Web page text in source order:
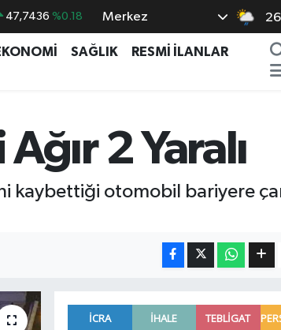
47,7436 %0.18
55,2510 %0.32
13.779 %-14
%-0.18
Merkez 26
SAĞLIK
RESMİ İLANLAR
2 Yaralı
kaybettiği otomobil bariyere